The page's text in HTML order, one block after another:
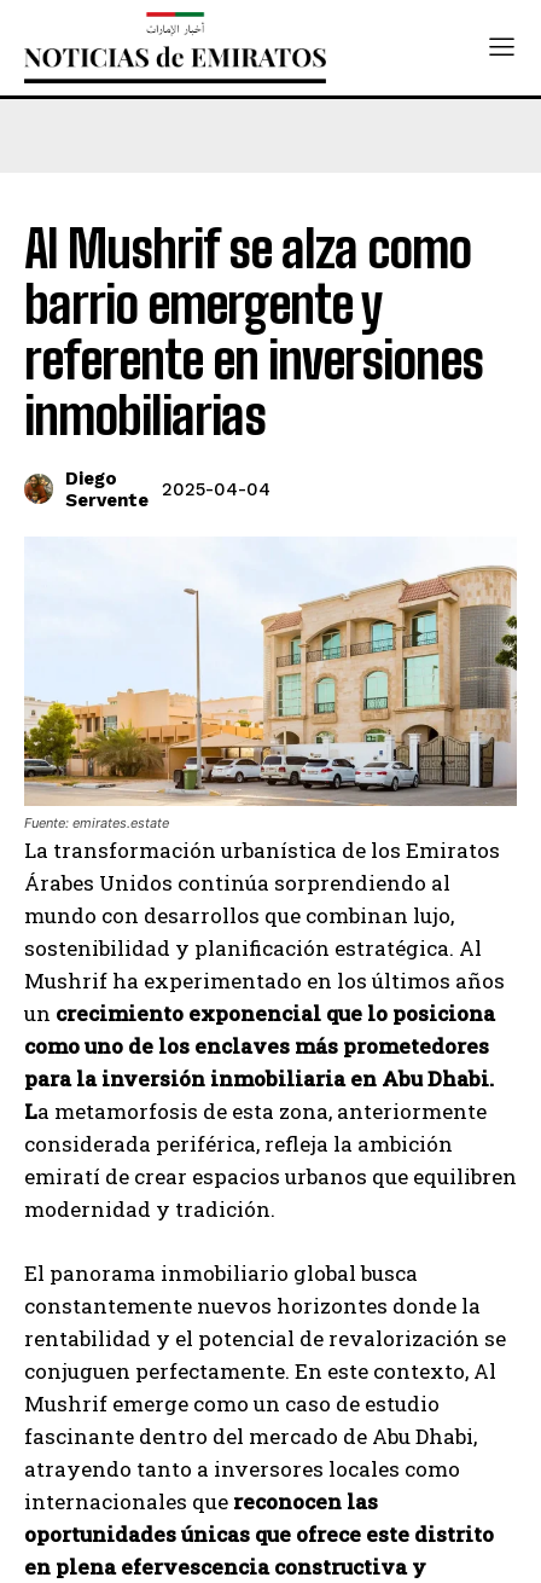
Al Mushrif se alza como
barrio emergente y
referente en inversiones
inmobiliarias
Diego
Servente
2025-04-04
Fuente: emirates.estate
La transformación urbanística de los Emiratos
Árabes Unidos continúa sorprendiendo al
mundo con desarrollos que combinan lujo,
sostenibilidad y planificación estratégica. Al
Mushrif ha experimentado en los últimos años
un crecimiento exponencial que lo posiciona
como uno de los enclaves más prometedores
para la inversión inmobiliaria en Abu Dhabi.
La metamorfosis de esta zona, anteriormente
considerada periférica, refleja la ambición
emiratí de crear espacios urbanos que equilibren
modernidad y tradición.
El panorama inmobiliario global busca
constantemente nuevos horizontes donde la
rentabilidad y el potencial de revalorización se
conjuguen perfectamente. En este contexto, Al
Mushrif emerge como un caso de estudio
fascinante dentro del mercado de Abu Dhabi,
atrayendo tanto a inversores locales como
internacionales que reconocen las
oportunidades únicas que ofrece este distrito
en plena efervescencia constructiva y